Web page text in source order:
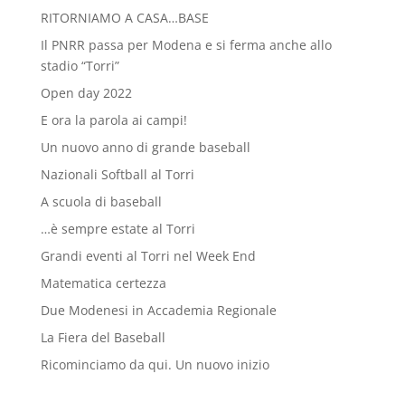
RITORNIAMO A CASA…BASE
Il PNRR passa per Modena e si ferma anche allo
stadio “Torri”
Open day 2022
E ora la parola ai campi!
Un nuovo anno di grande baseball
Nazionali Softball al Torri
A scuola di baseball
…è sempre estate al Torri
Grandi eventi al Torri nel Week End
Matematica certezza
Due Modenesi in Accademia Regionale
La Fiera del Baseball
Ricominciamo da qui. Un nuovo inizio